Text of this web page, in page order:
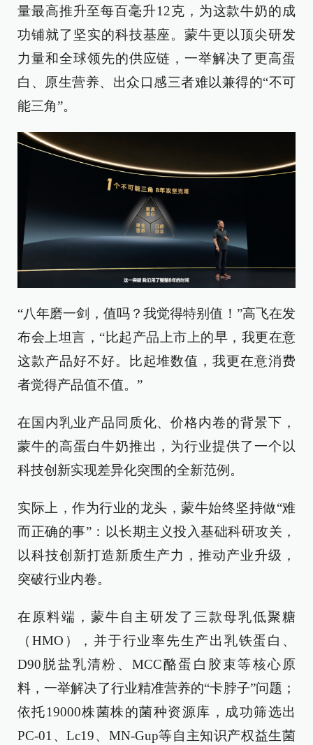
量最高推升至每百毫升12克，为这款牛奶的成
功铺就了坚实的科技基座。蒙牛更以顶尖研发
力量和全球领先的供应链，一举解决了更高蛋
白、原生营养、出众口感三者难以兼得的“不可
能三角”。
“八年磨一剑，值吗？我觉得特别值！”高飞在发
布会上坦言，“比起产品上市上的早，我更在意
这款产品好不好。比起堆数值，我更在意消费
者觉得产品值不值。”
在国内乳业产品同质化、价格内卷的背景下，
蒙牛的高蛋白牛奶推出，为行业提供了一个以
科技创新实现差异化突围的全新范例。
实际上，作为行业的龙头，蒙牛始终坚持做“难
而正确的事”：以长期主义投入基础科研攻关，
以科技创新打造新质生产力，推动产业升级，
突破行业内卷。
在原料端，蒙牛自主研发了三款母乳低聚糖
（HMO），并于行业率先生产出乳铁蛋白、
D90脱盐乳清粉、MCC酪蛋白胶束等核心原
料，一举解决了行业精准营养的“卡脖子”问题；
依托19000株菌株的菌种资源库，成功筛选出
PC-01、Lc19、MN-Gup等自主知识产权益生菌